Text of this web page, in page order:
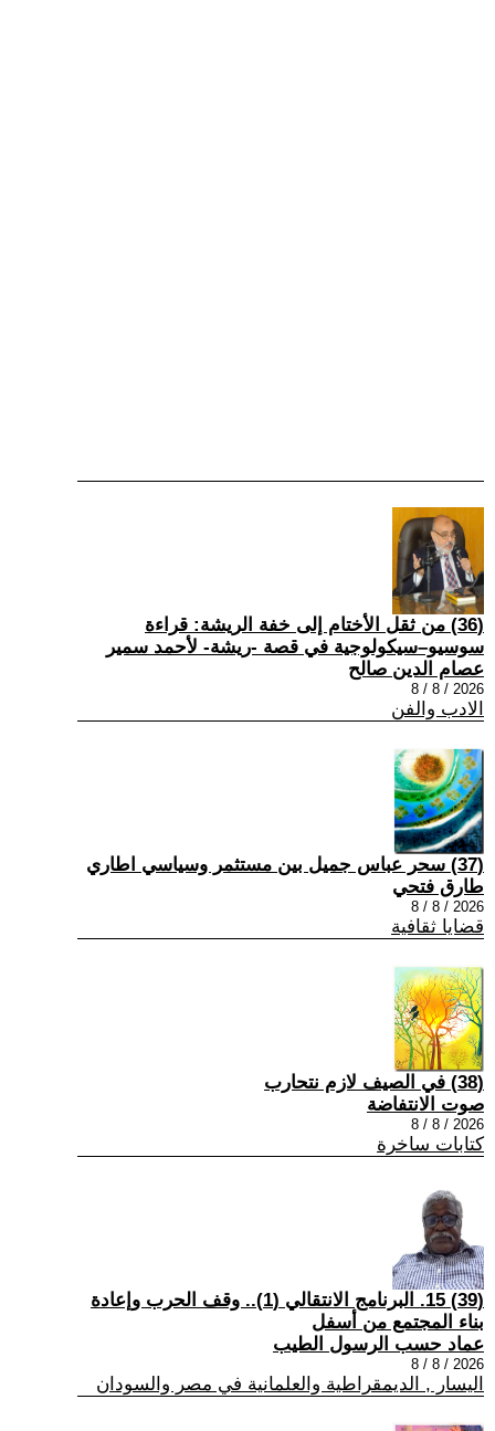
(36) من ثقل الأختام إلى خفة الريشة: قراءة
سوسيو–سيكولوجية في قصة -ريشة- لأحمد سمير
عصام الدين صالح
2026 / 8 / 8
الادب والفن
(37) سحر عباس جميل بين مستثمر وسياسي اطاري
طارق فتحي
2026 / 8 / 8
قضايا ثقافية
(38) في الصيف لازم نتحارب
صوت الانتفاضة
2026 / 8 / 8
كتابات ساخرة
(39) 15. البرنامج الانتقالي (1).. وقف الحرب وإعادة
بناء المجتمع من أسفل
عماد حسب الرسول الطيب
2026 / 8 / 8
اليسار , الديمقراطية والعلمانية في مصر والسودان